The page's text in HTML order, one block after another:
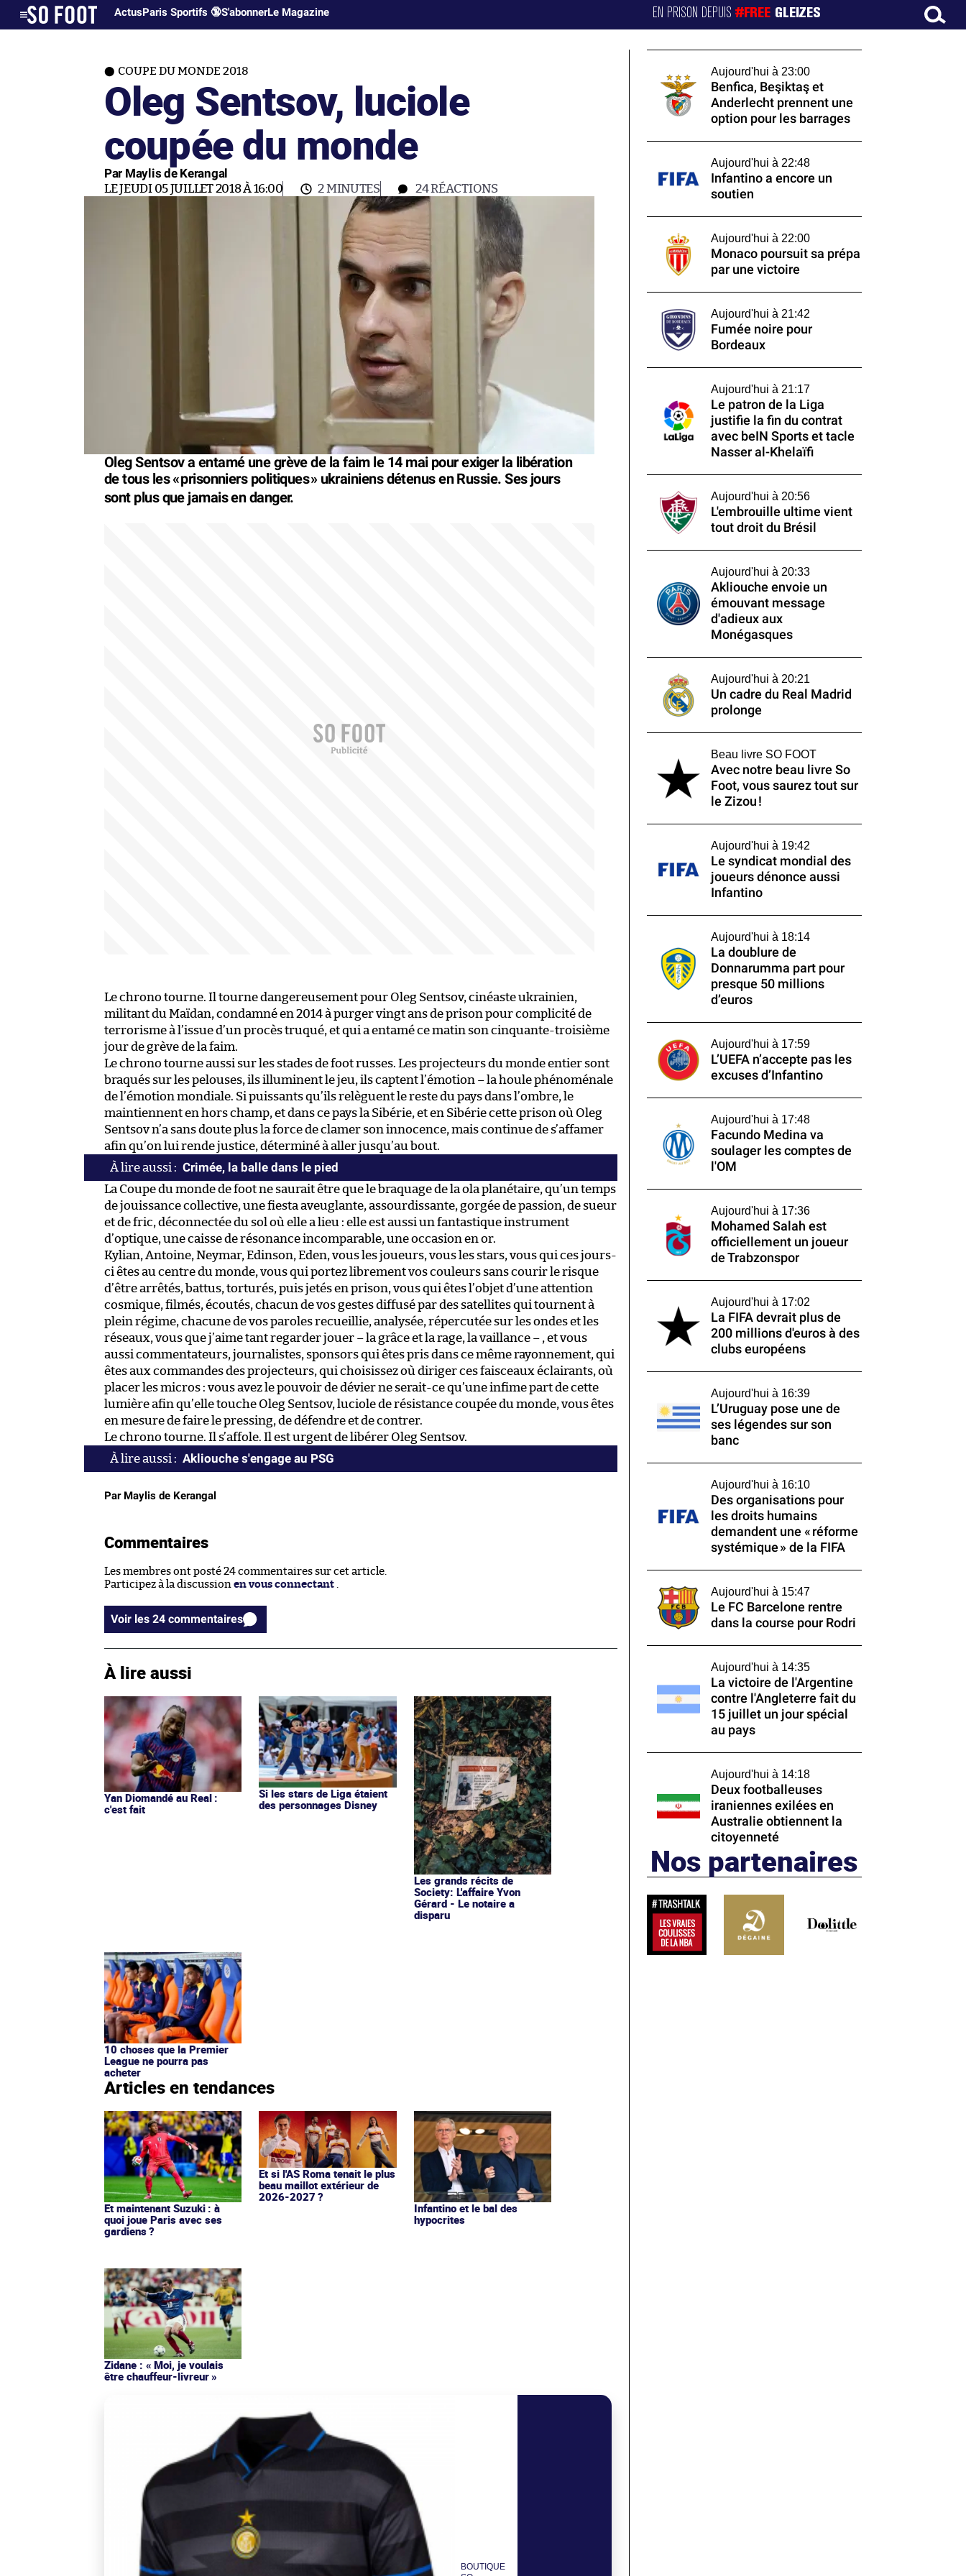
ActusParis Sportifs 🔞S'abonnerLe Magazine EN PRISON DEPUIS#FREE GLEIZES
COUPE DU MONDE 2018
Oleg Sentsov, luciole
coupée du monde
Par Maylis de Kerangal
LE JEUDI 05 JUILLET 2018 À 16:00 2 MINUTES 24RÉACTIONS
Oleg Sentsov a entamé une grève de la faim le 14 mai pour exiger la libération
de tous les «prisonniers politiques» ukrainiens détenus en Russie. Ses jours
sont plus que jamais en danger.
Le chrono tourne. Il tourne dangereusement pour Oleg Sentsov, cinéaste ukrainien,
militant du Maïdan, condamné en 2014 à purger vingt ans de prison pour complicité de
terrorisme à l’issue d’un procès truqué, et qui a entamé ce matin son cinquante-troisième
jour de grève de la faim.
Le chrono tourne aussi sur les stades de foot russes. Les projecteurs du monde entier sont
braqués sur les pelouses, ils illuminent le jeu, ils captent l’émotion – la houle phénoménale
de l’émotion mondiale. Si puissants qu’ils relèguent le reste du pays dans l’ombre, le
maintiennent en hors champ, et dans ce pays la Sibérie, et en Sibérie cette prison où Oleg
Sentsov n’a sans doute plus la force de clamer son innocence, mais continue de s’affamer
afin qu’on lui rende justice, déterminé à aller jusqu’au bout.
Crimée, la balle dans le pied
La Coupe du monde de foot ne saurait être que le braquage de la ola planétaire, qu’un temps
de jouissance collective, une fiesta aveuglante, assourdissante, gorgée de passion, de sueur
et de fric, déconnectée du sol où elle a lieu : elle est aussi un fantastique instrument
d’optique, une caisse de résonance incomparable, une occasion en or.
Kylian, Antoine, Neymar, Edinson, Eden, vous les joueurs, vous les stars, vous qui ces jours-
ci êtes au centre du monde, vous qui portez librement vos couleurs sans courir le risque
d’être arrêtés, battus, torturés, puis jetés en prison, vous qui êtes l’objet d’une attention
cosmique, filmés, écoutés, chacun de vos gestes diffusé par des satellites qui tournent à
plein régime, chacune de vos paroles recueillie, analysée, répercutée sur les ondes et les
réseaux, vous que j’aime tant regarder jouer – la grâce et la rage, la vaillance – , et vous
aussi commentateurs, journalistes, sponsors qui êtes pris dans ce même rayonnement, qui
êtes aux commandes des projecteurs, qui choisissez où diriger ces faisceaux éclairants, où
placer les micros : vous avez le pouvoir de dévier ne serait-ce qu’une infime part de cette
lumière afin qu’elle touche Oleg Sentsov, luciole de résistance coupée du monde, vous êtes
en mesure de faire le pressing, de défendre et de contrer.
Le chrono tourne. Il s’affole. Il est urgent de libérer Oleg Sentsov.
Akliouche s'engage au PSG
Par Maylis de Kerangal
Commentaires
Les membres ont posté 24 commentaires sur cet article.
Participez à la discussion en vous connectant
Voir les 24 commentaires
À lire aussi
Yan Diomandé au Real :
c'est fait
Si les stars de Liga étaient
des personnages Disney
Les grands récits de
Society: L'affaire Yvon
Gérard - Le notaire a
disparu
10 choses que la Premier
League ne pourra pas
acheter
Articles en tendances
Et maintenant Suzuki : à
quoi joue Paris avec ses
gardiens ?
Et si l'AS Roma tenait le plus
beau maillot extérieur de
2026-2027 ?
Infantino et le bal des
hypocrites
Zidane : « Moi, je voulais
être chauffeur-livreur »
BOUTIQUE
Aujourd'hui à 23:00
Benfica, Beşiktaş et
Anderlecht prennent une
option pour les barrages
Aujourd'hui à 22:48
Infantino a encore un
soutien
Aujourd'hui à 22:00
Monaco poursuit sa prépa
par une victoire
Aujourd'hui à 21:42
Fumée noire pour
Bordeaux
Aujourd'hui à 21:17
Le patron de la Liga
justifie la fin du contrat
avec beIN Sports et tacle
Nasser al-Khelaïfi
Aujourd'hui à 20:56
L'embrouille ultime vient
tout droit du Brésil
Aujourd'hui à 20:33
Akliouche envoie un
émouvant message
d'adieux aux
Monégasques
Aujourd'hui à 20:21
Un cadre du Real Madrid
prolonge
Beau livre SO FOOT
Avec notre beau livre So
Foot, vous saurez tout sur
le Zizou !
Aujourd'hui à 19:42
Le syndicat mondial des
joueurs dénonce aussi
Infantino
Aujourd'hui à 18:14
La doublure de
Donnarumma part pour
presque 50 millions
d’euros
Aujourd'hui à 17:59
L’UEFA n’accepte pas les
excuses d’Infantino
Aujourd'hui à 17:48
Facundo Medina va
soulager les comptes de
l'OM
Aujourd'hui à 17:36
Mohamed Salah est
officiellement un joueur
de Trabzonspor
Aujourd'hui à 17:02
La FIFA devrait plus de
200 millions d'euros à des
clubs européens
Aujourd'hui à 16:39
L’Uruguay pose une de
ses légendes sur son
banc
Aujourd'hui à 16:10
Des organisations pour
les droits humains
demandent une « réforme
systémique » de la FIFA
Aujourd'hui à 15:47
Le FC Barcelone rentre
dans la course pour Rodri
Aujourd'hui à 14:35
La victoire de l'Argentine
contre l'Angleterre fait du
15 juillet un jour spécial
au pays
Aujourd'hui à 14:18
Deux footballeuses
iraniennes exilées en
Australie obtiennent la
citoyenneté
Nos partenaires